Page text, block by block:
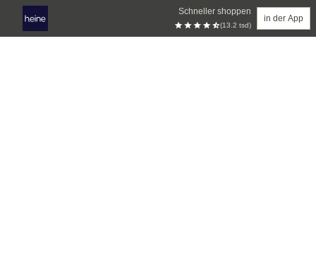
Schneller shoppen
(13.2 tsd)
in der App